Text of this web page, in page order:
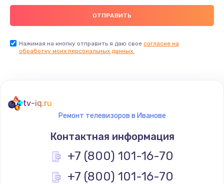
Не видит флешку
400 руб.
Заказать
900 руб.
Заказать
Нажимая на кнопку отправить я даю свое согласие на
обработку моих персональных данных.
tv-iq.ru
Ремонт телевизоров в Иванове
Контактная информация
+7 (800) 101-16-70
+7 (800) 101-16-70